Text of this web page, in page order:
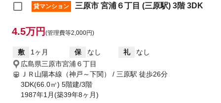
貸マンション 三原市 宮浦６丁目 (三原駅) 3階 3DK
4.5万円 (管理費等2,000円)
敷 1ヶ月 保 なし 礼
なし
広島県三原市宮浦６丁目
ＪＲ山陽本線（神戸～下関） / 三原駅 徒歩26分
3DK(66.0㎡) 5階建/3階
1987年1月(築39年8ヶ月)